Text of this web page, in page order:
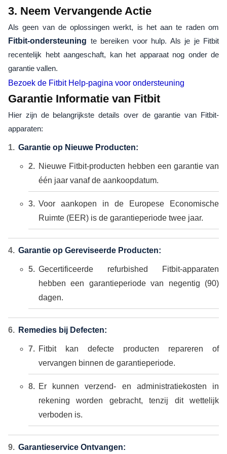
3. Neem Vervangende Actie
Als geen van de oplossingen werkt, is het aan te raden om
Fitbit-ondersteuning te bereiken voor hulp. Als je je Fitbit
recentelijk hebt aangeschaft, kan het apparaat nog onder de
garantie vallen.
Bezoek de Fitbit Help-pagina voor ondersteuning
Garantie Informatie van Fitbit
Hier zijn de belangrijkste details over de garantie van Fitbit-
apparaten:
Garantie op Nieuwe Producten:
Nieuwe Fitbit-producten hebben een garantie van
één jaar vanaf de aankoopdatum.
Voor aankopen in de Europese Economische
Ruimte (EER) is de garantieperiode twee jaar.
Garantie op Gereviseerde Producten:
Gecertificeerde refurbished Fitbit-apparaten
hebben een garantieperiode van negentig (90)
dagen.
Remedies bij Defecten:
Fitbit kan defecte producten repareren of
vervangen binnen de garantieperiode.
Er kunnen verzend- en administratiekosten in
rekening worden gebracht, tenzij dit wettelijk
verboden is.
Garantieservice Ontvangen: